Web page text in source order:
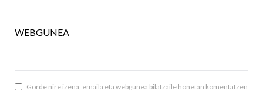
WEBGUNEA
Gorde nire izena, emaila eta webgunea bilatzaile honetan komentatzen